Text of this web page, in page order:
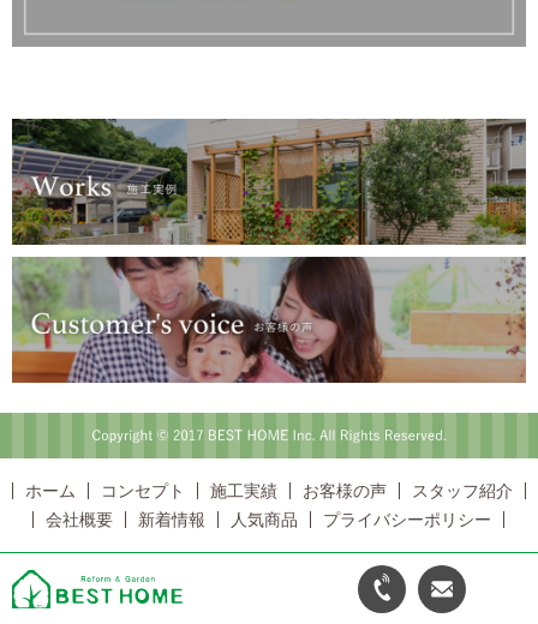
ホーム コンセプト 施工実績 お客様の声
スタッフ紹介
会社概要
新着情報 人気商品 プライバシーポリシー